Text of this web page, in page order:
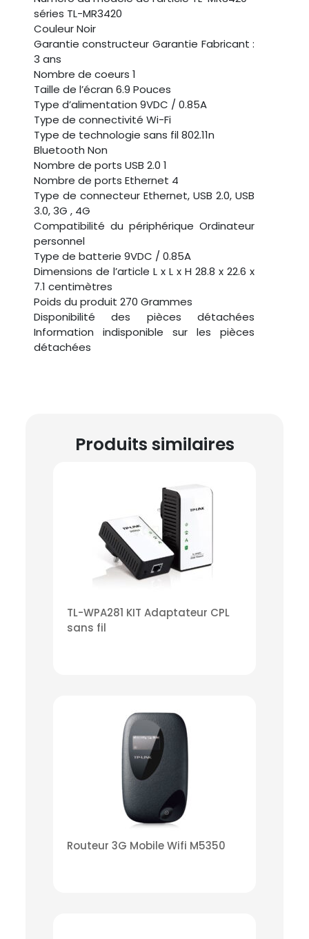
séries ‎TL-MR3420
Couleur ‎Noir
Garantie constructeur ‎Garantie Fabricant :
3 ans
Nombre de coeurs ‎1
Taille de l’écran ‎6.9 Pouces
Type d’alimentation ‎9VDC / 0.85A
Type de connectivité ‎Wi-Fi
Type de technologie sans fil ‎802.11n
Bluetooth ‎Non
Nombre de ports USB 2.0 ‎1
Nombre de ports Ethernet ‎4
Type de connecteur ‎Ethernet, USB 2.0, USB
3.0, 3G , 4G
Compatibilité du périphérique ‎Ordinateur
personnel
Type de batterie ‎9VDC / 0.85A
Dimensions de l’article L x L x H ‎28.8 x 22.6 x
7.1 centimètres
Poids du produit ‎270 Grammes
Disponibilité des pièces détachées
‎Information indisponible sur les pièces
détachées
Produits similaires
TL-WPA281 KIT Adaptateur CPL
sans fil
Routeur 3G Mobile Wifi M5350